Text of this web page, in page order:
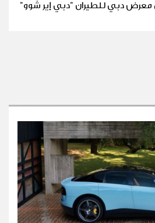
معرض دبي للطيران "دبي إير شوو"